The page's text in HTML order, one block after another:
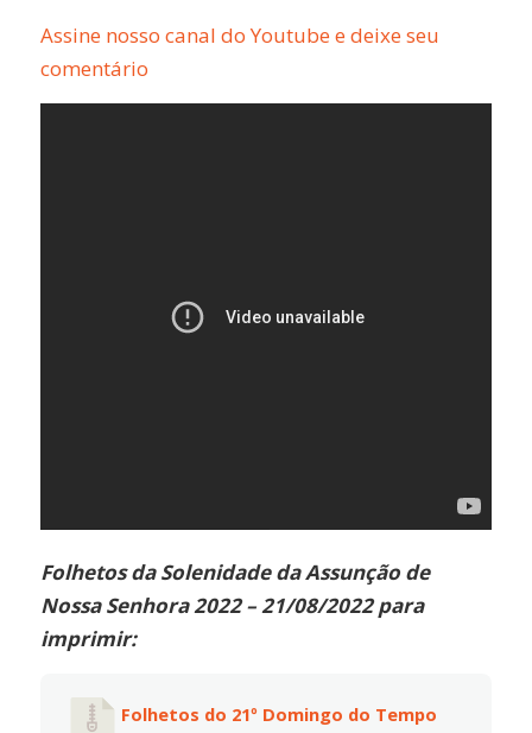
Assine nosso canal do Youtube e deixe seu
comentário
Folhetos da Solenidade da Assunção de
Nossa Senhora 2022 – 21/08/2022 para
imprimir:
Folhetos do 21º Domingo do Tempo